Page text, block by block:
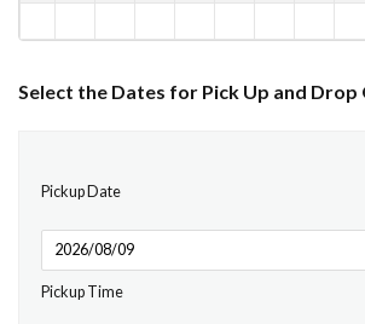
Select the Dates for Pick Up and
Pickup Date
Pickup Time